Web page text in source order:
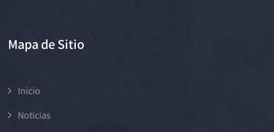
Mapa de Sitio
Inicio
Noticias